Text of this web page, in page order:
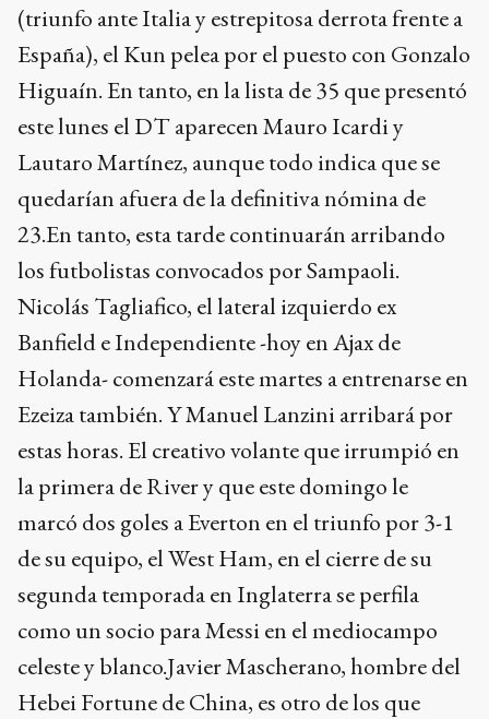
(triunfo ante Italia y estrepitosa derrota frente a
España), el Kun pelea por el puesto con Gonzalo
Higuaín. En tanto, en la lista de 35 que presentó
este lunes el DT aparecen Mauro Icardi y
Lautaro Martínez, aunque todo indica que se
quedarían afuera de la definitiva nómina de
23.En tanto, esta tarde continuarán arribando
los futbolistas convocados por Sampaoli.
Nicolás Tagliafico, el lateral izquierdo ex
Banfield e Independiente -hoy en Ajax de
Holanda- comenzará este martes a entrenarse en
Ezeiza también. Y Manuel Lanzini arribará por
estas horas. El creativo volante que irrumpió en
la primera de River y que este domingo le
marcó dos goles a Everton en el triunfo por 3-1
de su equipo, el West Ham, en el cierre de su
segunda temporada en Inglaterra se perfila
como un socio para Messi en el mediocampo
celeste y blanco.Javier Mascherano, hombre del
Hebei Fortune de China, es otro de los que